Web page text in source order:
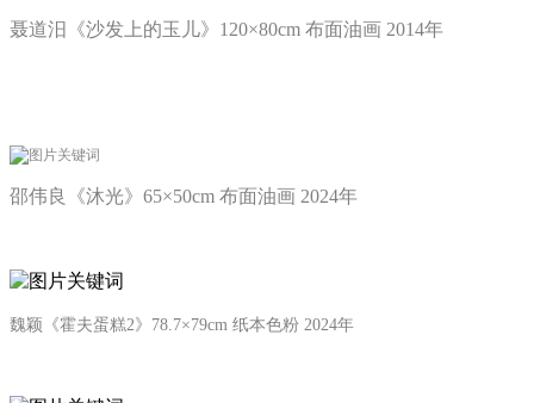
聂道汨《沙发上的玉儿》120×80cm 布面油画 2014年
邵伟良《沐光》65×50cm 布面油画 2024年
魏颖 《霍夫蛋糕2》78.7×79cm 纸本色粉 2024年